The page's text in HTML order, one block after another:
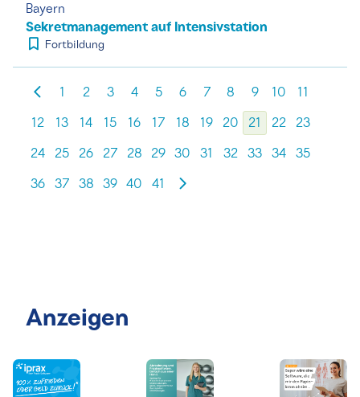
Bayern
Sekretmanagement auf Intensivstation
Fortbildung
1 2 3 4 5 6 7 8 9 10 11
12 13 14 15 16 17 18 19 20 21 22 23
24 25 26 27 28 29 30 31 32 33 34 35
36 37 38 39 40 41
Anzeigen